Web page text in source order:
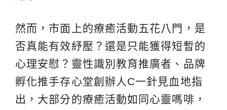
然而，市面上的療癒活動五花八門，是
否真能有效紓壓？還是只能獲得短暫的
心理安慰？靈性識別教育推廣者、品牌
孵化推手存心堂創辦人C一針見血地指
出，大部分的療癒活動如同心靈嗎啡，